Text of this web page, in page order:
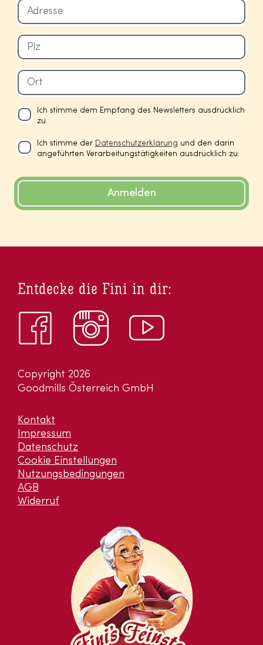
Ich stimme dem Empfang des Newsletters ausdrücklich
zu.
Ich stimme der Datenschutzerklärung und den darin
angeführten Verarbeitungstätigkeiten ausdrücklich zu.
Anmelden
Copyright 2026
Goodmills Österreich GmbH
Kontakt
Impressum
Datenschutz
Cookie Einstellungen
Nutzungsbedingungen
AGB
Widerruf
Entdecke die Fini in dir: